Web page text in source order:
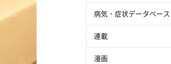
病気・症状データベース
連載
漫画